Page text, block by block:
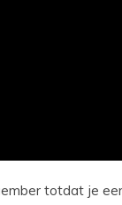
totdat je